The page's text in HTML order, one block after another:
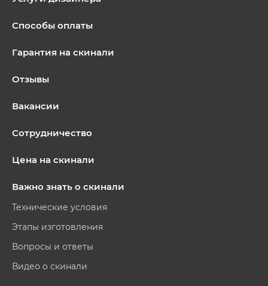
Способы оплаты
Гарантия на скинали
Отзывы
Вакансии
Сотрудничество
Цена на скинали
Важно знать о скинали
Технические условия
Этапы изготовления
Вопросы и ответы
Видео о скинали